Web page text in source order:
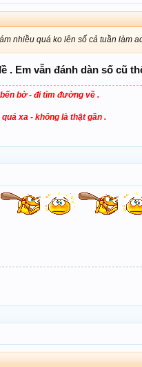
nhiều quá ko lên số cả tuần làm
. Em vẫn đánh dàn số cũ
bờ - đi tìm đường về .
xa - không là thật gần .